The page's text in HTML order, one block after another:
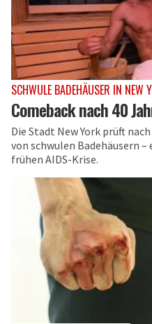
SCHWULE BADEHÄUSER IN NEW
Comeback nach 40
Die Stadt New York prüft
von schwulen Badehäusern –
frühen AIDS-Krise.